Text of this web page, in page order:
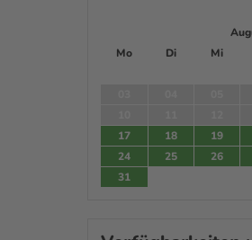
Mo
Di Mi
17
18 19
24
25 26
31